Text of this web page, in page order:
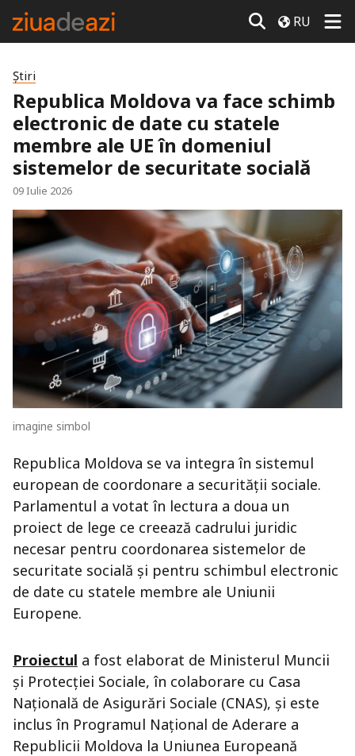
RU
Știri
Republica Moldova va face schimb
electronic de date cu statele
membre ale UE în domeniul
sistemelor de securitate socială
09 Iulie 2026
imagine simbol
Republica Moldova se va integra în sistemul
european de coordonare a securității sociale.
Parlamentul a votat în lectura a doua un
proiect de lege ce creează cadrului juridic
necesar pentru coordonarea sistemelor de
securitate socială și pentru schimbul electronic
de date cu statele membre ale Uniunii
Europene.
Proiectul a fost elaborat de Ministerul Muncii
și Protecției Sociale, în colaborare cu Casa
Națională de Asigurări Sociale (CNAS), și este
inclus în Programul Național de Aderare a
Republicii Moldova la Uniunea Europeană